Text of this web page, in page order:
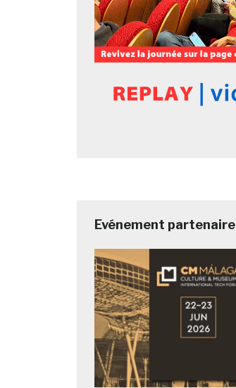
Evénement partenaire